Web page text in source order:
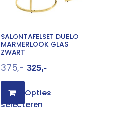
SALONTAFELSET DUBLO
MARMERLOOK GLAS
ZWART
375 325
Opties
selecteren